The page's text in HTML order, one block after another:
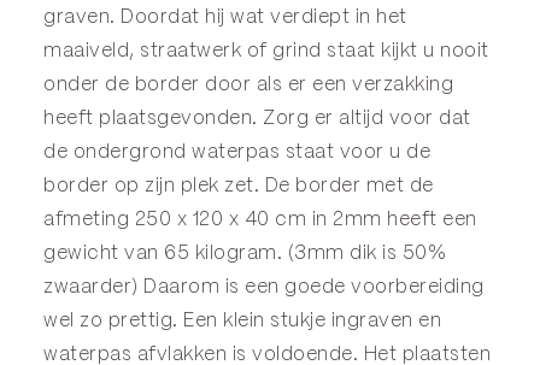
graven. Doordat hij wat verdiept in het
maaiveld, straatwerk of grind staat kijkt u nooit
onder de border door als er een verzakking
heeft plaatsgevonden. Zorg er altijd voor dat
de ondergrond waterpas staat voor u de
border op zijn plek zet. De border met de
afmeting 250 x 120 x 40 cm in 2mm heeft een
gewicht van 65 kilogram. (3mm dik is 50%
zwaarder) Daarom is een goede voorbereiding
wel zo prettig. Een klein stukje ingraven en
waterpas afvlakken is voldoende. Het plaatsten